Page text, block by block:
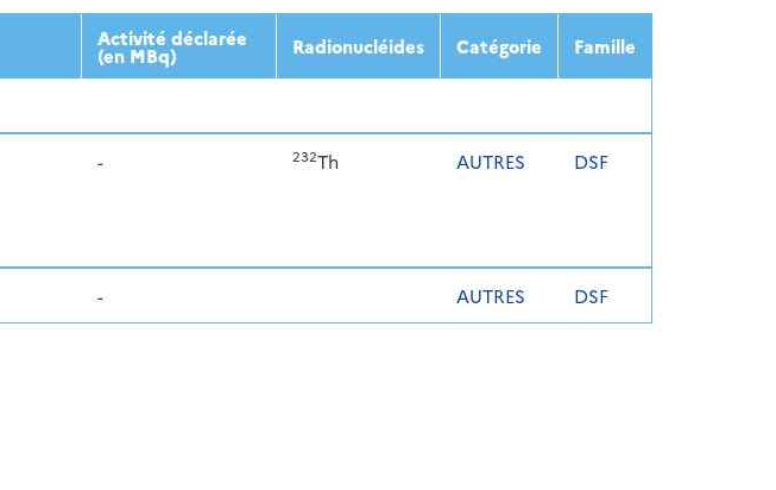
2019 2020 2021 2022 2023
Activité déclarée
(en MBq) Radionucléides Catégorie Famille
- 232Th AUTRES DSF
- AUTRES DSF